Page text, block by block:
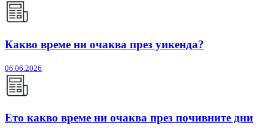
Какво време ни очаква през уикенда?
06.06.2026
Ето какво време ни очаква през почивните дни